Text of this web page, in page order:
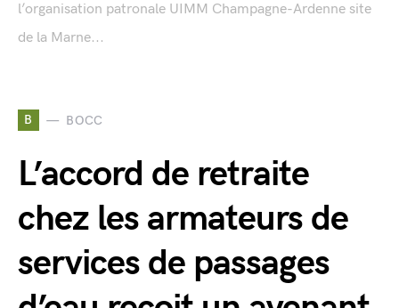
l’organisation patronale UIMM Champagne-Ardenne site
de la Marne...
B BOCC
L’accord de retraite
chez les armateurs de
services de passages